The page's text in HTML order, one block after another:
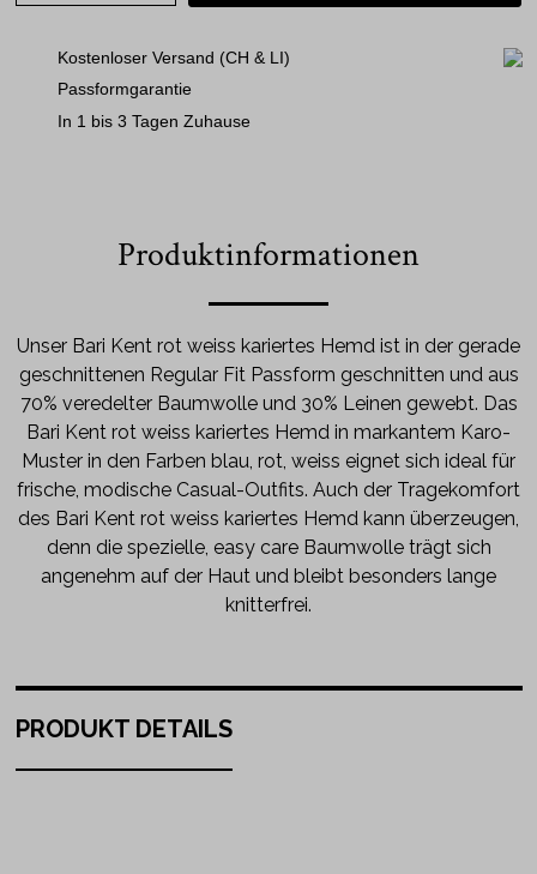
Kostenloser Versand (CH & LI)
Passformgarantie
In 1 bis 3 Tagen Zuhause
Produktinformationen
Unser Bari Kent rot weiss kariertes Hemd ist in der gerade
geschnittenen Regular Fit Passform geschnitten und aus
70% veredelter Baumwolle und 30% Leinen gewebt. Das
Bari Kent rot weiss kariertes Hemd in markantem Karo-
Muster in den Farben blau, rot, weiss eignet sich ideal für
frische, modische Casual-Outfits. Auch der Tragekomfort
des Bari Kent rot weiss kariertes Hemd kann überzeugen,
denn die spezielle, easy care Baumwolle trägt sich
angenehm auf der Haut und bleibt besonders lange
knitterfrei.
PRODUKT DETAILS